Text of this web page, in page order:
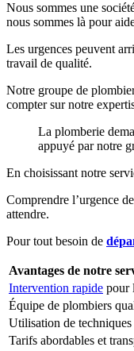
Nous sommes une
nous sommes là pour
Les urgences peuvent
travail de qualité.
Notre groupe de
compter sur notre
La plomberie
appuyé par notre
En choisissant notre
Comprendre l’urgence
attendre.
Pour tout besoin de
Avantages de notre
Intervention rapide pour
Équipe de plombiers
Utilisation de techniques
Tarifs abordables et